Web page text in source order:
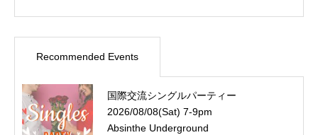
Recommended Events
国際交流シングルパーティー
2026/08/08(Sat) 7-9pm
Absinthe Underground